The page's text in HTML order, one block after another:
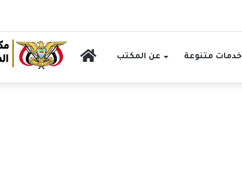
الرئيسية عن المكتب خدمات متنوعة